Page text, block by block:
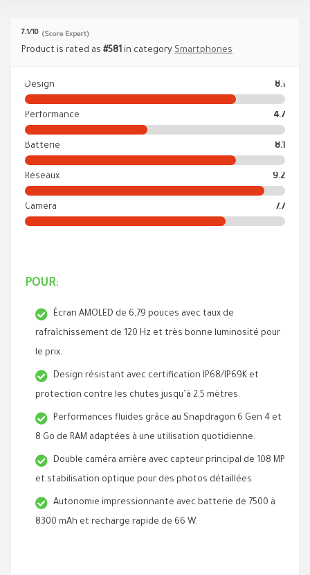
7.1/10 (Score Expert)
Product is rated as #581 in category Smartphones
Design 8.1
Performance 4.7
Batterie 8.1
Réseaux 9.2
Caméra 7.7
POUR:
Écran AMOLED de 6,79 pouces avec taux de
rafraîchissement de 120 Hz et très bonne luminosité pour
le prix.
Design résistant avec certification IP68/IP69K et
protection contre les chutes jusqu’à 2,5 mètres.
Performances fluides grâce au Snapdragon 6 Gen 4 et
8 Go de RAM adaptées à une utilisation quotidienne.
Double caméra arrière avec capteur principal de 108 MP
et stabilisation optique pour des photos détaillées.
Autonomie impressionnante avec batterie de 7500 à
8300 mAh et recharge rapide de 66 W.